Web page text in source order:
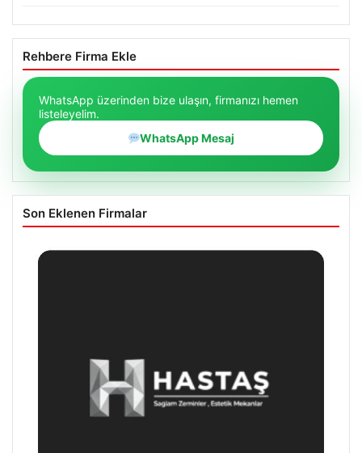
Rehbere Firma Ekle
WhatsApp üzerinden bize ulaşın, firmanızı hemen
listeleyelim.
WhatsApp Mesaj
Son Eklenen Firmalar